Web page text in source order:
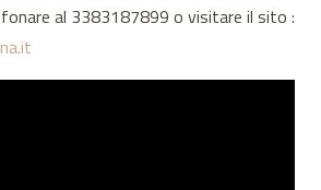
al 3383187899 o visitare il sito :